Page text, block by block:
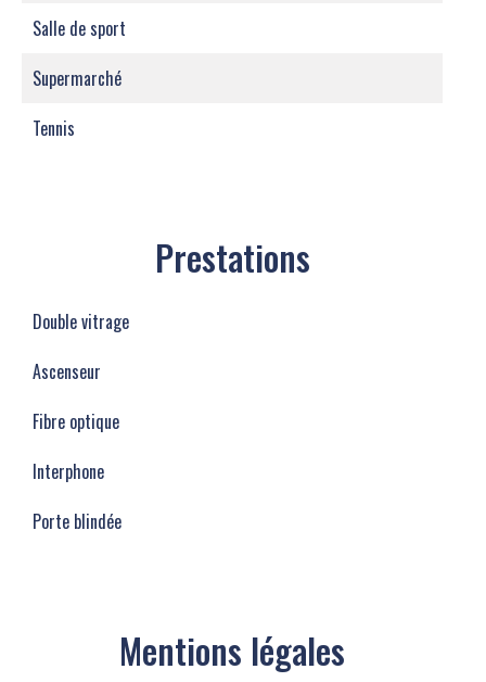
Salle de sport
Supermarché
Tennis
Prestations
Double vitrage
Ascenseur
Fibre optique
Interphone
Porte blindée
Mentions légales